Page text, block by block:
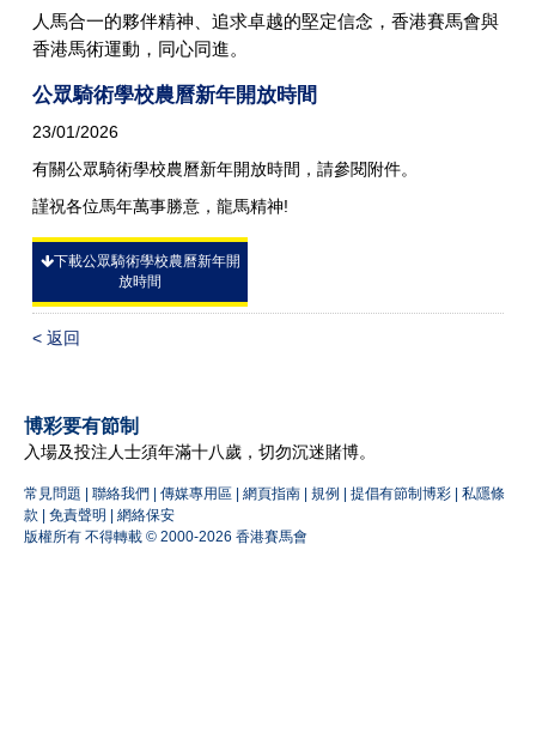
人馬合一的夥伴精神、追求卓越的堅定信念，香港賽馬會與
香港馬術運動，同心同進。
公眾騎術學校農曆新年開放時間
23/01/2026
有關公眾騎術學校農曆新年開放時間，請參閱附件。
謹祝各位馬年萬事勝意，龍馬精神!
下載公眾騎術學校農曆新年開
放時間
< 返回
博彩要有節制
入場及投注人士須年滿十八歲，切勿沉迷賭博。
常見問題 聯絡我們 傳媒專用區 網頁指南 規例 提倡有節制博彩
私隱條
款
免責聲明
網絡保安
版權所有 不得轉載 © 2000-2026 香港賽馬會